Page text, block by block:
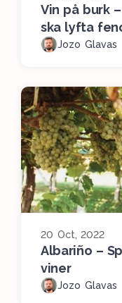
Vin på burk
ska lyfta
Jozo Glavas
20 Oct, 2022
Albariño –
viner
Jozo Glavas